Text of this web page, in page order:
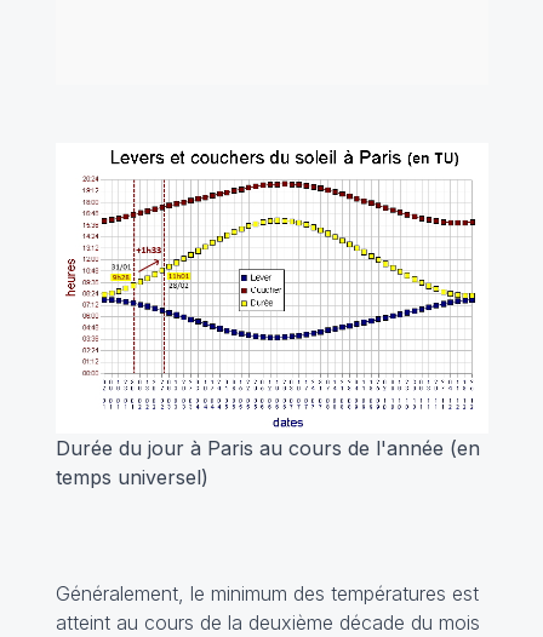
Durée du jour à Paris au cours de l'année (en
temps universel)
Généralement, le minimum des températures est
atteint au cours de la deuxième décade du mois